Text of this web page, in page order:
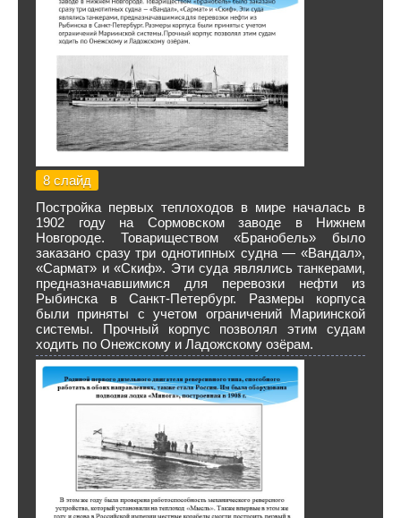
8 слайд
Постройка первых теплоходов в мире началась в
1902 году на Сормовском заводе в Нижнем
Новгороде. Товариществом «Бранобель» было
заказано сразу три однотипных судна — «Вандал»,
«Сармат» и «Скиф». Эти суда являлись танкерами,
предназначавшимися для перевозки нефти из
Рыбинска в Санкт-Петербург. Размеры корпуса
были приняты с учетом ограничений Мариинской
системы. Прочный корпус позволял этим судам
ходить по Онежскому и Ладожскому озёрам.